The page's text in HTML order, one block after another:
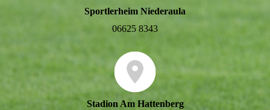
Sportlerheim Niederaula
06625 8343
Stadion Am Hattenberg